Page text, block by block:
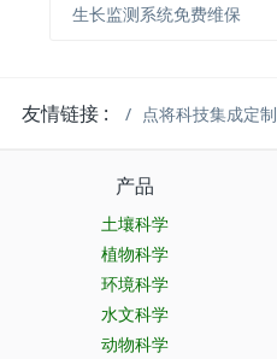
生长监测系统免费维保
友情链接 : 点将科技集成定制
产品
土壤科学
植物科学
环境科学
水文科学
动物科学